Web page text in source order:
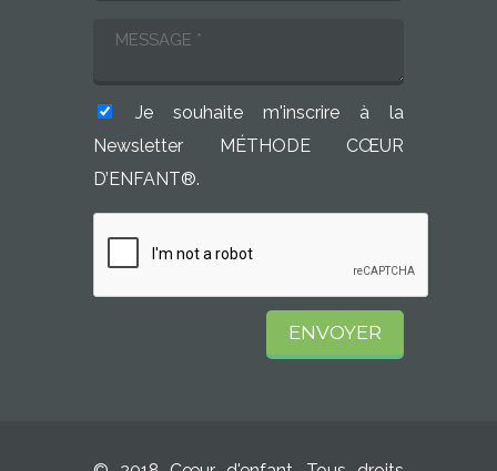
Je souhaite m'inscrire à la
Newsletter MÉTHODE CŒUR
D’ENFANT®.